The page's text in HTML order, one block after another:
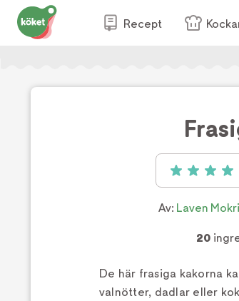
Recept
Betyg: 5 av 5
Av: Laven Mokri
20
De här frasiga kakorna
valnötter, dadlar eller